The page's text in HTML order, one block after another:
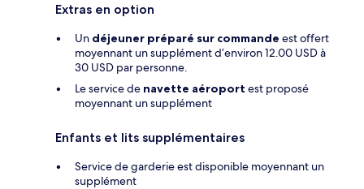
Extras en option
Un déjeuner préparé sur commande est offert
moyennant un supplément d’environ 12.00 USD à
30 USD par personne.
Le service de navette aéroport est proposé
moyennant un supplément
Enfants et lits supplémentaires
Service de garderie est disponible moyennant un
supplément